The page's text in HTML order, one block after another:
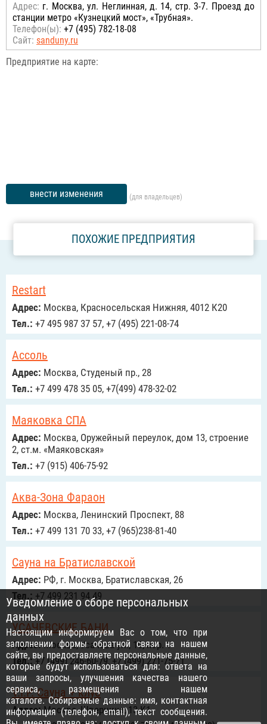
Адрес: г. Москва, ул. Неглинная, д. 14, стр. 3-7. Проезд до
станции метро «Кузнецкий мост», «Трубная».
Телефон(ы): +7 (495) 782-18-08
Сайт: sanduny.ru
Предприятие на карте:
внести изменения (для владельцев)
ПОХОЖИЕ ПРЕДПРИЯТИЯ
Restart
Адрес: Москва, Красносельская Нижняя, 4012 К20
Тел.: +7 495 987 37 57, +7 (495) 221-08-74
Ассоль
Адрес: Москва, Студеный пр., 28
Тел.: +7 499 478 35 05, +7(499) 478-32-02
Маяковка СПА
Адрес: Москва, Оружейный переулок, дом 13, строение
2, ст.м. «Маяковская»
Тел.: +7 (915) 406-75-92
Аква-Зона Фараон
Адрес: Москва, Ленинский Проспект, 88
Тел.: +7 499 131 70 33, +7 (965)238-81-40
Сауна на Братиславской
Адрес: РФ, г. Москва, Братиславская, 26
Тел.: +7 499 231 94 49
УСАЧЕВСКИЕ БАНИ
Адрес:Москва, Усачёва ул., 10, кор. 1
Тел.:+7 (499) 246-60-79, +7 (499) 271-75-71
V.I.P. Сауна + клуб
Адрес:Москва, Шверника, 13 К1
Уведомление о сборе персональных
данных
Настоящим информируем Вас о том, что при
заполнении формы обратной связи на нашем
сайте, вы предоставляете персональные данные,
которые будут использоваться для: ответа на
ваши запросы, улучшения качества нашего
сервиса, размещения в нашем
каталоге. Собираемые данные: имя, контактная
информация (телефон, email), текст сообщения.